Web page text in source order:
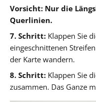
Vorsicht: Nur die
Querlinien.
7. Schritt: Klappen Sie
eingeschnittenen
der Karte wandern.
8. Schritt: Klappen Sie
zusammen. Das Ganze